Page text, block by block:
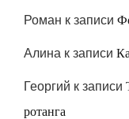
Роман к записи
Алина к записи
Георгий к записи
ротанга